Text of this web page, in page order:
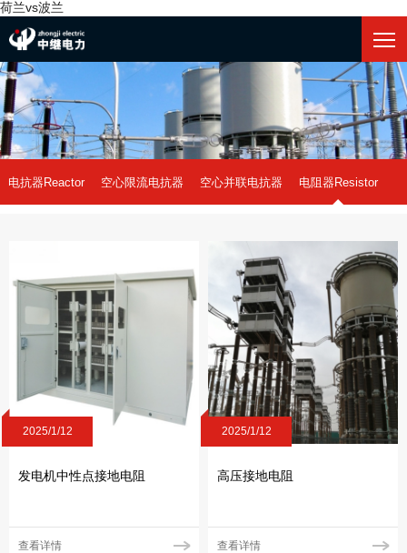
荷兰vs波兰
电抗器Reactor 空心限流电抗器 空心并联电抗器 电阻器Resistor
油式铁芯电抗器
2025/1/12
发电机中性点接地电阻
查看详情
2025/1/12
高压接地电阻
查看详情